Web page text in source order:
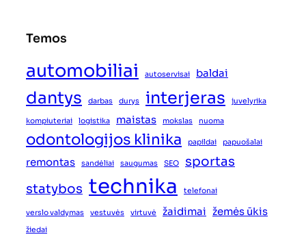
Temos
automobiliai autoservisai baldai
dantys darbas durys interjeras juvelyrika
kompiuteriai logistika maistas mokslas nuoma
odontologijos klinika papildai papuošalai
remontas sandėliai saugumas SEO
sportas
statybos technika telefonai
verslo valdymas vestuvės virtuvė žaidimai žemės ūkis
žiedai